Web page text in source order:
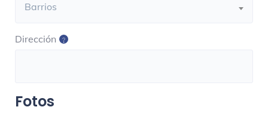
Barrios
Dirección
Fotos